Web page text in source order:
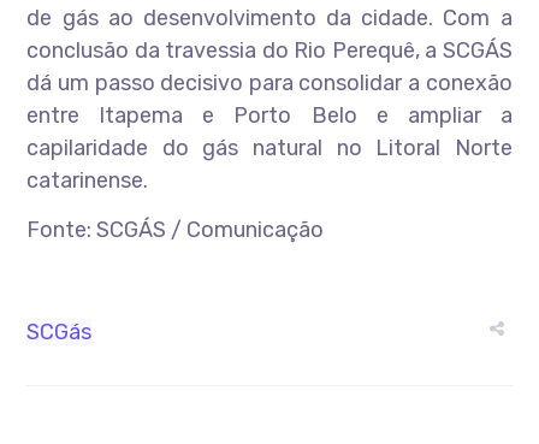
de gás ao desenvolvimento da cidade. Com a
conclusão da travessia do Rio Perequê, a SCGÁS
dá um passo decisivo para consolidar a conexão
entre Itapema e Porto Belo e ampliar a
capilaridade do gás natural no Litoral Norte
catarinense.
Fonte: SCGÁS / Comunicação
SCGás